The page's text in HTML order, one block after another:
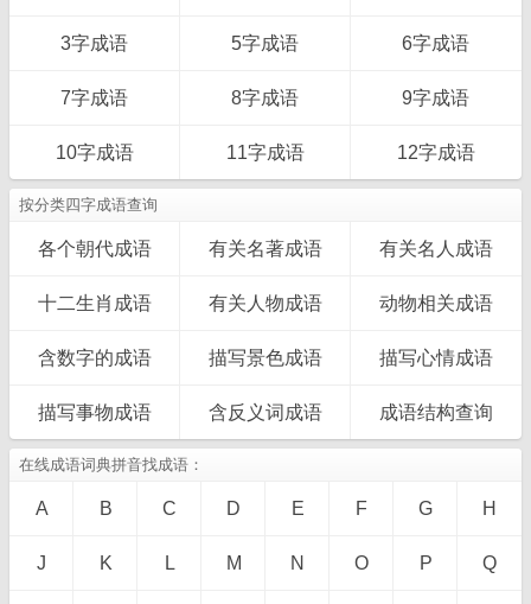
3字成语 5字成语 6字成语
7字成语 8字成语 9字成语
10字成语 11字成语 12字成语
按分类四字成语查询
各个朝代成语 有关名著成语 有关名人成语
十二生肖成语 有关人物成语 动物相关成语
含数字的成语 描写景色成语 描写心情成语
描写事物成语 含反义词成语 成语结构查询
在线成语词典拼音找成语：
A B C D E F G H
J K L M N O P Q